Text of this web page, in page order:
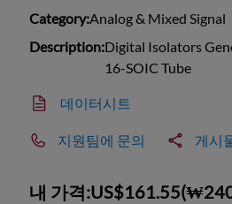
Category:Analog & Mixed Signal
Description:Digital Isolators
16-SOIC Tube
데이터시트
지원팀에 문의 게시
내 가격:US$161.55(